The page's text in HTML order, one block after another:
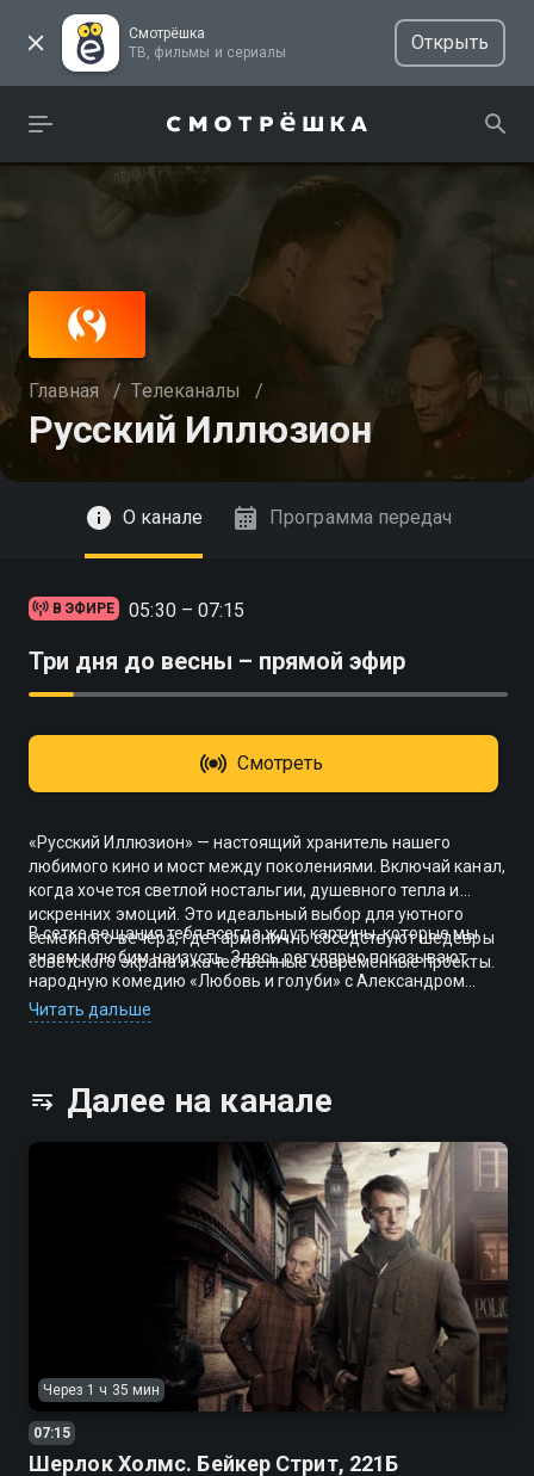
Смотрёшка
ТВ, фильмы и сериалы
Открыть
Главная / Телеканалы /
Русский Иллюзион
О канале Программа передач
В ЭФИРЕ 05:30 – 07:15
Три дня до весны – прямой эфир
Смотреть
«Русский Иллюзион» — настоящий хранитель нашего
любимого кино и мост между поколениями. Включай канал,
когда хочется светлой ностальгии, душевного тепла и
искренних эмоций. Это идеальный выбор для уютного
семейного вечера, где гармонично соседствуют шедевры
советского экрана и качественные современные проекты.
В сетке вещания тебя всегда ждут картины, которые мы
знаем и любим наизусть. Здесь регулярно показывают
народную комедию «Любовь и голуби» с Александром
Михайловым, Ниной Дорошиной и Людмилой Гурченко.
Любишь масштабные постановки? Лови в эфире
Петренко. А ценителей глубоких телепроектов на канале
порадует великолепная экранизация «Идиота» с Евгением
Мироновым, Владимиром Машковым и Инной Чуриковой, а
также душевный сериал «Участок» с Сергеем Безруковым,
Валерием Золотухиным и Владимиром Меньшовым.
Смотри Русский Иллюзион в хорошем качестве в
приложении Смотрёшка.
Читать дальше
Далее на канале
Через 1 ч 35 мин
07:15
Шерлок Холмс. Бейкер Стрит, 221Б